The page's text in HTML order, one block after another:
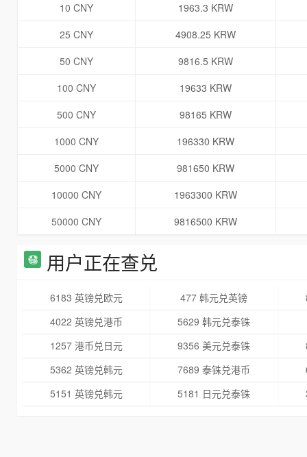
10 CNY
1963.3 KRW
25 CNY
4908.25 KRW
50 CNY
9816.5 KRW
100 CNY
19633 KRW
500 CNY
98165 KRW
1000 CNY
196330 KRW
5000 CNY
981650 KRW
10000 CNY
1963300 KRW
50000 CNY
9816500 KRW
用户正在查兑
6183 英镑兑欧元 477 韩元兑英镑
4022 英镑兑港币
5629 韩元兑泰铢
1257 港币兑日元
9356 美元兑泰铢
5362 英镑兑韩元
7689 泰铢兑港币
5151 英镑兑韩元
5181 日元兑泰铢